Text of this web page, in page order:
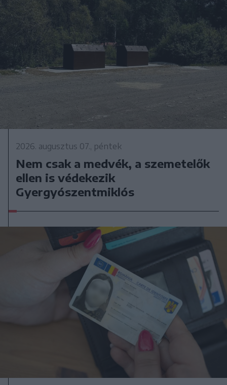
2026. augusztus 07., péntek
Nem csak a medvék, a szemetelők
ellen is védekezik
Gyergyószentmiklós